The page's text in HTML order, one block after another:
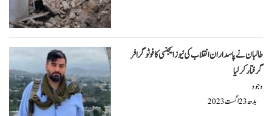
طالبان نے پاسداران انقلاب کی نیوز ایجنسی کا فوٹوگرافر
گرفتار کر لیا
وجود
بدھ23اگست2023